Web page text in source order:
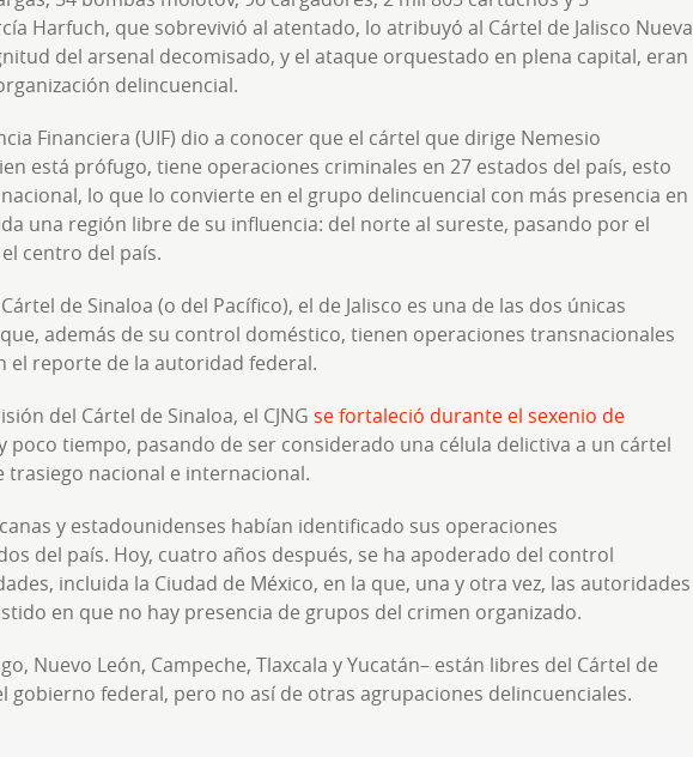
Harfuch, que sobrevivió al atentado, lo atribuyó al Cártel de Jalisco Nueva
del arsenal decomisado, y el ataque orquestado en plena capital, eran
delincuencial.
Financiera (UIF) dio a conocer que el cártel que dirige Nemesio
está prófugo, tiene operaciones criminales en 27 estados del país, esto
lo que lo convierte en el grupo delincuencial con más presencia en
una región libre de su influencia: del norte al sureste, pasando por el
centro del país.
de Sinaloa (o del Pacífico), el de Jalisco es una de las dos únicas
además de su control doméstico, tienen operaciones transnacionales
el reporte de la autoridad federal.
del Cártel de Sinaloa, el CJNG se fortaleció durante el sexenio de
poco tiempo, pasando de ser considerado una célula delictiva a un cártel
trasiego nacional e internacional.
y estadounidenses habían identificado sus operaciones
del país. Hoy, cuatro años después, se ha apoderado del control
incluida la Ciudad de México, en la que, una y otra vez, las autoridades
en que no hay presencia de grupos del crimen organizado.
Nuevo León, Campeche, Tlaxcala y Yucatán– están libres del Cártel de
gobierno federal, pero no así de otras agrupaciones delincuenciales.